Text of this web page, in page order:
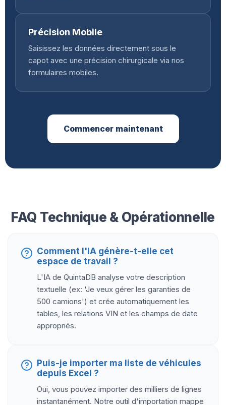
Précision Mobile
Saisissez les données directement sous le
capot avec une précision chirurgicale via nos
formulaires mobiles.
Commencer maintenant
FAQ Technique & Opérationnelle
Comment l'IA génère-t-elle cet
espace de travail ?
L'IA de QuintaDB analyse votre description
textuelle (ex: 'Je veux gérer les garanties de
500 camions') et crée automatiquement les
tables, les relations VIN et les champs de date
appropriés.
Puis-je importer ma liste de véhicules
depuis Excel ?
Oui, vous pouvez importer des milliers de lignes
instantanément. Notre outil d'importation mappe